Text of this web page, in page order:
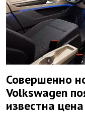
Совершенно
Volkswagen
известна цена